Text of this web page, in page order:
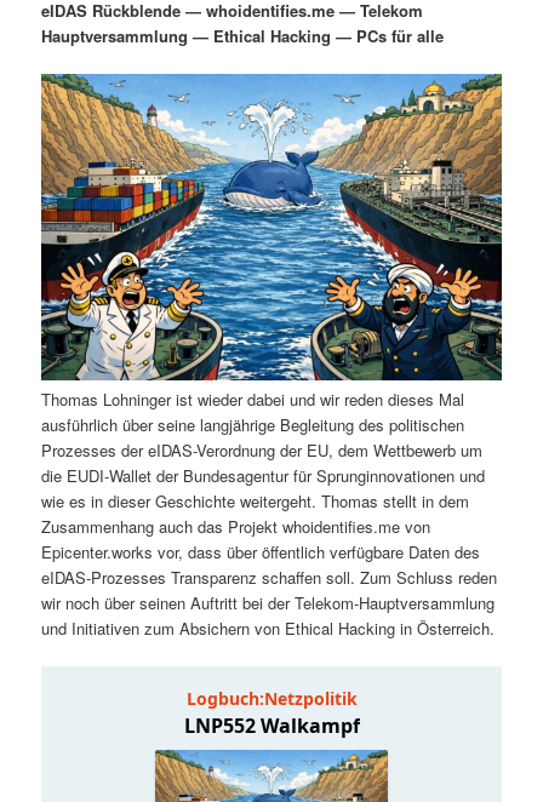
m
ä
r
e
n
I
n
h
a
l
t
s
u
n
d
ä
r
e
n
I
n
h
a
s
n
a
v
i
g
a
t
i
o
n
eIDAS Rückblende — whoidentifies.me — Telekom
Hauptversammlung — Ethical Hacking — PCs für alle
Thomas Lohninger ist wieder dabei und wir reden dieses Mal
ausführlich über seine langjährige Begleitung des politischen
Prozesses der eIDAS-Verordnung der EU, dem Wettbewerb um
die EUDI-Wallet der Bundesagentur für Sprunginnovationen und
wie es in dieser Geschichte weitergeht. Thomas stellt in dem
Zusammenhang auch das Projekt whoidentifies.me von
Epicenter.works vor, dass über öffentlich verfügbare Daten des
eIDAS-Prozesses Transparenz schaffen soll. Zum Schluss reden
wir noch über seinen Auftritt bei der Telekom-Hauptversammlung
und Initiativen zum Absichern von Ethical Hacking in Österreich.